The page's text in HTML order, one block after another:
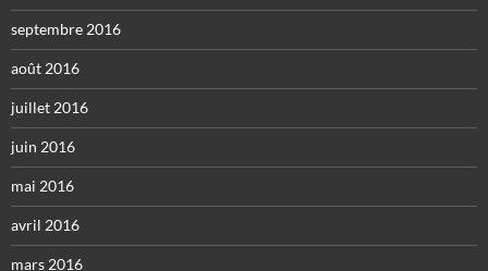
septembre 2016
août 2016
juillet 2016
juin 2016
mai 2016
avril 2016
mars 2016